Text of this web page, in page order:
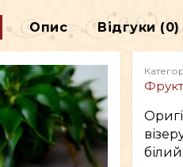
ДЕКОР
ВСЕ ДЛЯ
Опис Відгуки (0)